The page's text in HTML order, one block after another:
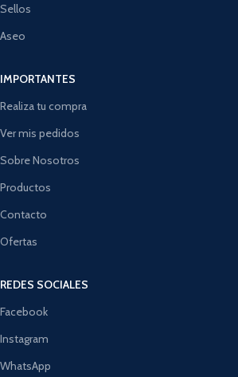
Sellos
Aseo
IMPORTANTES
Realiza tu compra
Ver mis pedidos
Sobre Nosotros
Productos
Contacto
Ofertas
REDES SOCIALES
Facebook
Instagram
WhatsApp